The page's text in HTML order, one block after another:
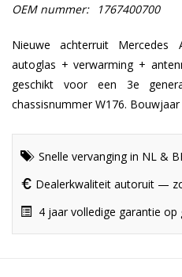
OEM nummer: 1767400700
Nieuwe achterruit Mercedes
autoglas + verwarming +
geschikt voor een 3e
chassisnummer W176. Bouwjaar
Snelle vervanging in NL &
Dealerkwaliteit autoruit —
4 jaar volledige garantie op